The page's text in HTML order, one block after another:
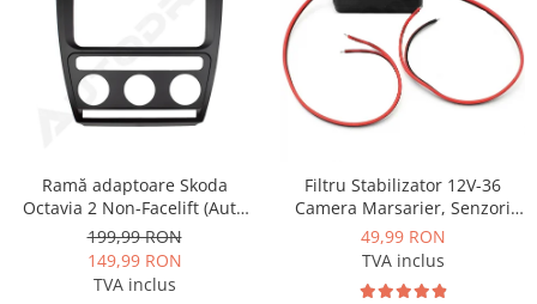
Mitsubishi
Land Rover
Honda
Rame adaptoare Mazda
Rame adaptoare Kia
Rame adaptoare Nissan
Rame adaptoare Fiat
Ramă adaptoare Skoda
Octavia 2 Non-Facelift (Auto
A/C) 2004-2009 - fațetă
213×133 (RNS 510 / RCD 330),
montaj dedicat
199,99 RON
149,99 RON
TVA inclus
Filtru Stabilizator 12V-36
Camera Marsarier, Senzori
Auto Deparazitare - AD-
BGCFILTER
49,99 RON
TVA inclus